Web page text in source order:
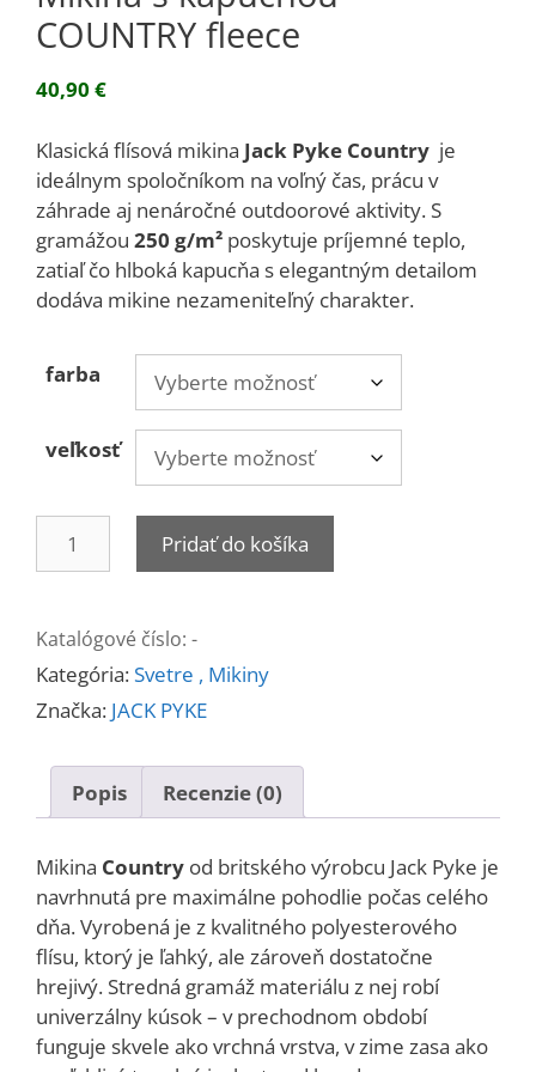
COUNTRY fleece
40,90 €
Klasická flísová mikina Jack Pyke Country je
ideálnym spoločníkom na voľný čas, prácu v
záhrade aj nenáročné outdoorové aktivity. S
gramážou 250 g/m² poskytuje príjemné teplo,
zatiaľ čo hlboká kapucňa s elegantným detailom
dodáva mikine nezameniteľný charakter.
farba
veľkosť
Mikina
COUNTRY
fleece
Pridať do košíka
Katalógové číslo: -
Kategória:Svetre , Mikiny
Značka: JACK PYKE
Popis Recenzie (0)
Mikina Country od britského výrobcu Jack Pyke je
navrhnutá pre maximálne pohodlie počas celého
dňa. Vyrobená je z kvalitného polyesterového
flísu, ktorý je ľahký, ale zároveň dostatočne
hrejivý. Stredná gramáž materiálu z nej robí
univerzálny kúsok – v prechodnom období
funguje skvele ako vrchná vrstva, v zime zasa ako